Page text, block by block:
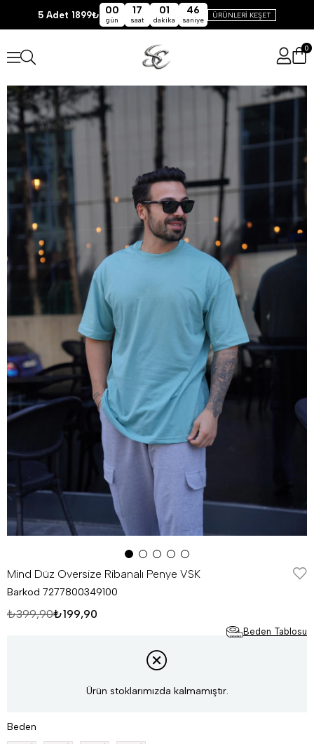
5 Adet 1899₺ 00
gün
17
saat
01
dakika
46
saniye
ÜRÜNLERİ KEŞET
0
Mind Düz Oversize Ribanalı Penye VSK
Barkod 7277800349100
₺399,90₺199,90
Beden Tablosu
Ürün stoklarımızda kalmamıştır.
Beden